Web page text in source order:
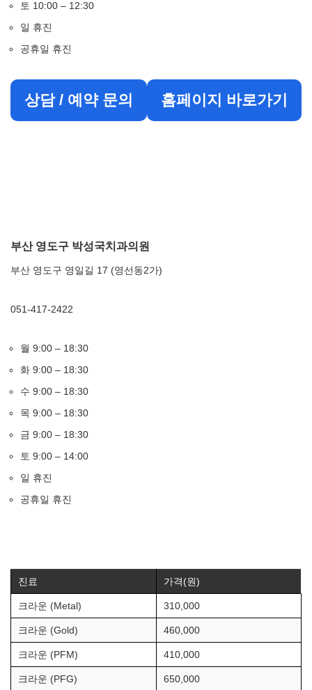
토 10:00 – 12:30
일 휴진
공휴일 휴진
상담 / 예약 문의 홈페이지 바로가기
부산 영도구 박성국치과의원
부산 영도구 영일길 17 (영선동2가)
051-417-2422
월 9:00 – 18:30
화 9:00 – 18:30
수 9:00 – 18:30
목 9:00 – 18:30
금 9:00 – 18:30
토 9:00 – 14:00
일 휴진
공휴일 휴진
진료 가격(원)
크라운 (Metal) 310,000
크라운 (Gold) 460,000
크라운 (PFM) 410,000
크라운 (PFG) 650,000